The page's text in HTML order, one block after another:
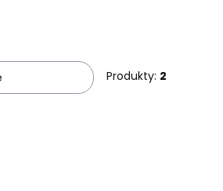
Produkty: 2